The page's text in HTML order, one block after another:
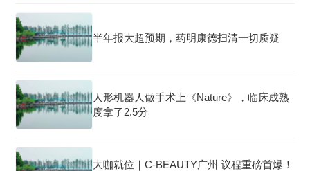
半年报大超预期，药明康德扫清一切质疑
人形机器人做手术上《Nature》，临床成熟
度拿了2.5分
大咖就位｜C-BEAUTY广州 议程重磅首爆！